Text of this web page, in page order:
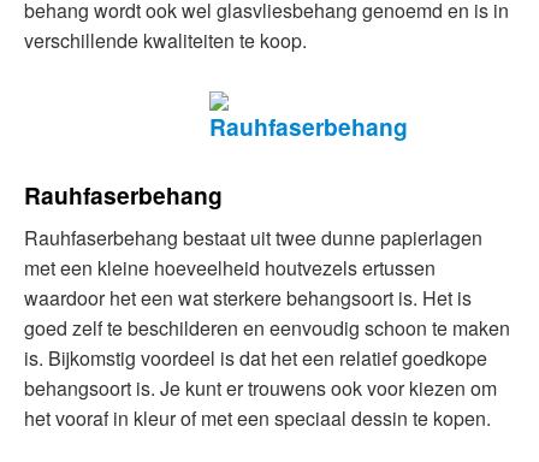
behang wordt ook wel glasvliesbehang genoemd en is in
verschillende kwaliteiten te koop.
Rauhfaserbehang
Rauhfaserbehang bestaat uit twee dunne papierlagen
met een kleine hoeveelheid houtvezels ertussen
waardoor het een wat sterkere behangsoort is. Het is
goed zelf te beschilderen en eenvoudig schoon te maken
is. Bijkomstig voordeel is dat het een relatief goedkope
behangsoort is. Je kunt er trouwens ook voor kiezen om
het vooraf in kleur of met een speciaal dessin te kopen.